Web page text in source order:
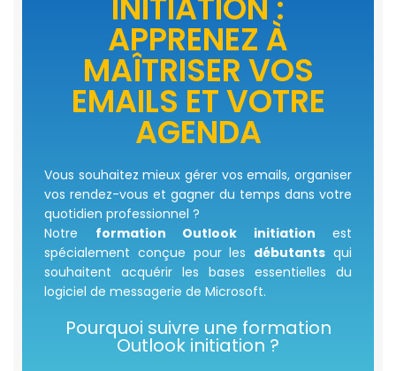
APPRENEZ À
MAÎTRISER VOS
EMAILS ET VOTRE
AGENDA
Vous souhaitez mieux gérer vos emails, organiser
vos rendez-vous et gagner du temps dans votre
quotidien professionnel ?
Notre formation Outlook initiation est
spécialement conçue pour les débutants qui
souhaitent acquérir les bases essentielles du
logiciel de messagerie de Microsoft.
Pourquoi suivre une formation
Outlook initiation ?